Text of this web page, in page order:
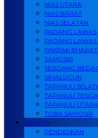
NIAS UTARA
NIAS BARAT
NIAS SELATAN
PADANG LAWAS
PADANG LAWAS
PAKPAK BHARAT
SAMOSIR
SERDANG
SIMALUGUN
TAPANULI
TAPANULI
TAPANULI UTARA
TOBA SAMOSIR
LAINNYA
PENDIDIKAN